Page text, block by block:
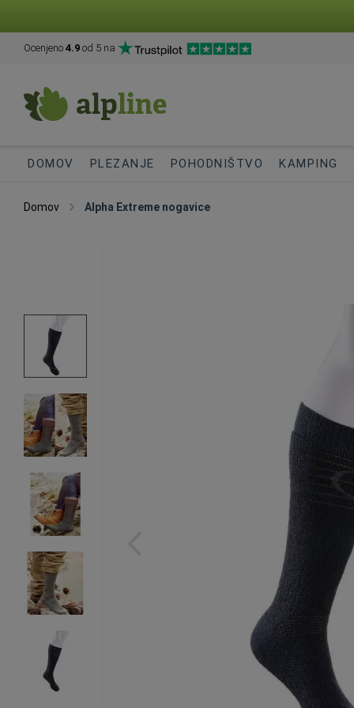
Ocenjeno 4.9 od 5 na
DOMOV PLEZANJE POHODNIŠTVO KAMPING
Domov Alpha Extreme nogavice
slik